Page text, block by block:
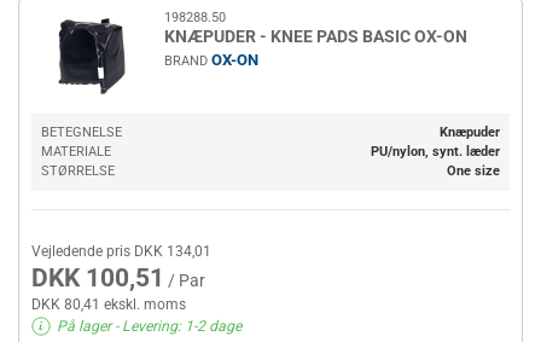
198288.50
KNÆPUDER - KNEE PADS BASIC OX-ON
BRAND OX-ON
BETEGNELSE
Knæpuder
MATERIALE
PU/nylon, synt. læder
STØRRELSE
One size
Vejledende pris DKK 134,01
DKK 100,51 / Par
DKK 80,41 ekskl. moms
På lager- Levering: 1-2 dage